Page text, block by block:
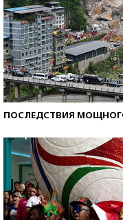
ПОСЛЕДСТВИЯ